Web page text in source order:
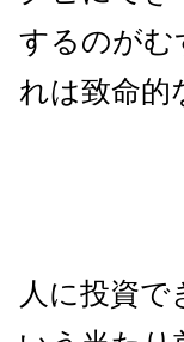
するのがむ
れは致命的
人に投資